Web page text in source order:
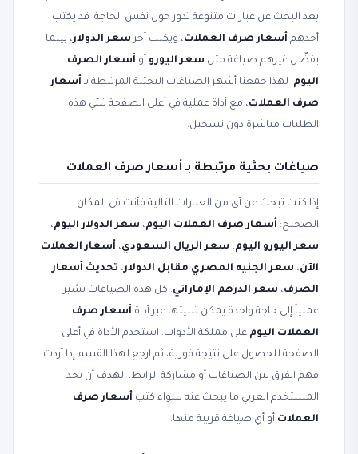
بعد البحث عن عبارات متنوعة تدور حول نفس الحاجة. قد يكتب
أحدهم أسعار صرف العملات، ويكتب آخر سعر الدولار، بينما
يفضّل غيرهم صياغة مثل سعر اليورو أو أسعار الصرف
اليوم. لهذا جمعنا أشهر الصياغات البحثية المرتبطة بـ أسعار
صرف العملات، مع أداة عملية في أعلى الصفحة تلبّي هذه
الطلبات مباشرة دون تسجيل.
صياغات بحثية مرتبطة بـ أسعار صرف العملات
إذا كنت تبحث عن أي من العبارات التالية فأنت في المكان
الصحيح: أسعار صرف العملات اليوم، سعر الدولار اليوم،
سعر اليورو اليوم، سعر الريال السعودي، أسعار العملات
الآن، سعر الجنيه المصري مقابل الدولار، تحديث أسعار
الصرف، سعر الدرهم الإماراتي. كل هذه الصياغات تشير
عملياً إلى حاجة واحدة يمكن تلبيتها عبر أداة أسعار صرف
العملات اليوم على مملكة الأدوات. استخدم الأداة في أعلى
الصفحة للحصول على نتيجة فورية، ثم ارجع لهذا القسم إذا أردت
فهم الفرق بين الصياغات أو مشاركة الرابط. الهدف أن يجد
المستخدم العربي ما يبحث عنه سواء كتب أسعار صرف
العملات أو أي صياغة قريبة منها.